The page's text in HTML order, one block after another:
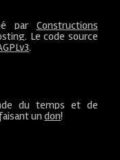
par Constructions
. Le code source
.
du temps et de
undon!